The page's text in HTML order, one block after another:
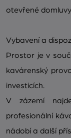
otevřené
Vybavení a
Prostor je v
kavárenský
investicích.
V zázemí
profesionální
nádobí a další